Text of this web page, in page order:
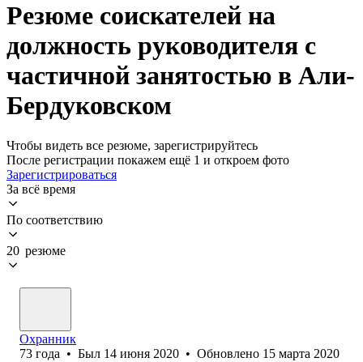
Резюме соискателей на
должность руководителя с
частичной занятостью в Али-
Бердуковском
Чтобы видеть все резюме, зарегистрируйтесь
После регистрации покажем ещё 1 и откроем фото
Зарегистрироваться
За всё время
По соответствию
20 резюме
Охранник
73 года • Был 14 июня 2020 • Обновлено 15 марта 2020